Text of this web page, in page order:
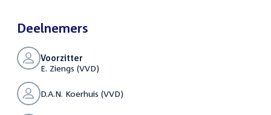
Deelnemers
Voorzitter
E. Ziengs (VVD)
D.A.N. Koerhuis (VVD)